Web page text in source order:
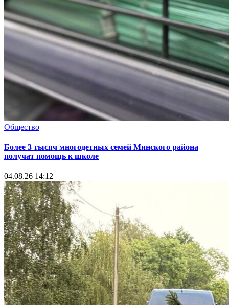
Общество
Более 3 тысяч многодетных семей Минского района
получат помощь к школе
04.08.26 14:12